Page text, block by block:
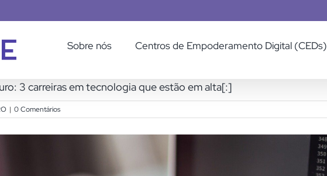
Sobre nós Centros de Empoderamento Digital (CEDs)
3 carreiras em tecnologia que estão em alta[:]
| 0 Comentários